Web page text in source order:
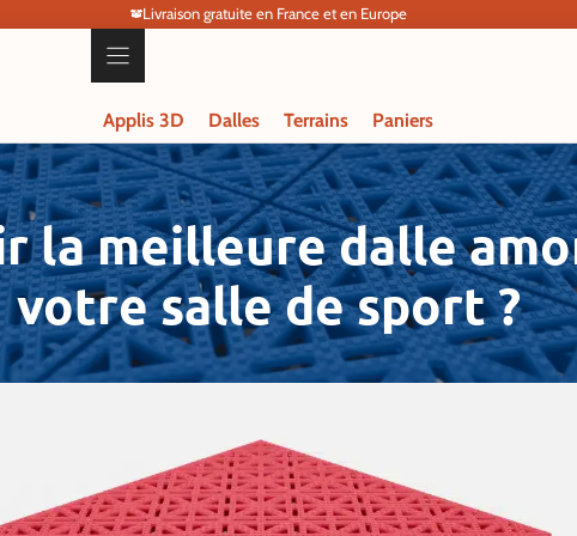
Livraison gratuite en France et en Europe
Applis 3D Dalles Terrains Paniers
la meilleure dalle
votre salle de sport ?